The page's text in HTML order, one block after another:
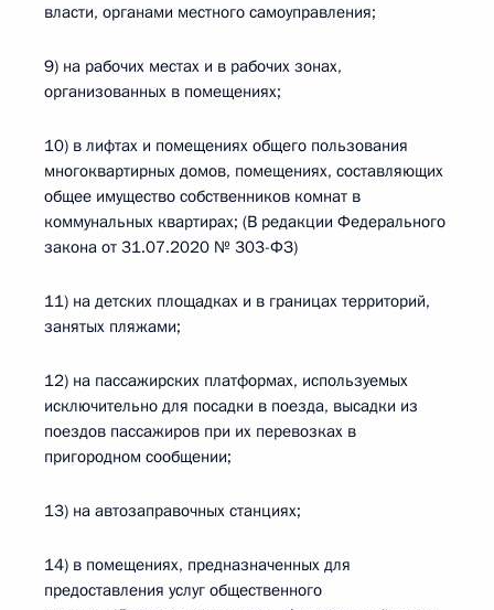
власти, органами местного самоуправления;
9) на рабочих местах и в рабочих зонах,
организованных в помещениях;
10) в лифтах и помещениях общего пользования
многоквартирных домов, помещениях, составляющих
общее имущество собственников комнат в
коммунальных квартирах; (В редакции Федерального
закона от 31.07.2020 № 303-ФЗ)
11) на детских площадках и в границах территорий,
занятых пляжами;
12) на пассажирских платформах, используемых
исключительно для посадки в поезда, высадки из
поездов пассажиров при их перевозках в
пригородном сообщении;
13) на автозаправочных станциях;
14) в помещениях, предназначенных для
предоставления услуг общественного